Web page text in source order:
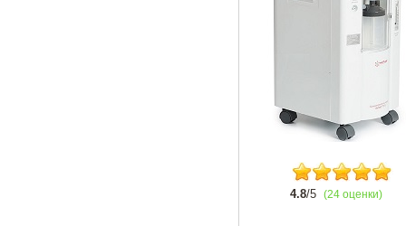
4.8/5 (24 оценки)